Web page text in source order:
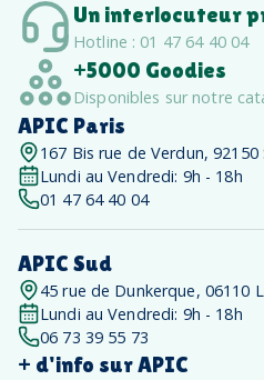
Un interlocuteur
Hotline : 01 47 64 40 04
+5000 Goodies
Disponibles sur notre
APIC Paris
167 Bis rue de Verdun, 92150
Lundi au Vendredi: 9h - 18h
01 47 64 40 04
APIC Sud
45 rue de Dunkerque, 06110
Lundi au Vendredi: 9h - 18h
06 73 39 55 73
+ d'info sur APIC